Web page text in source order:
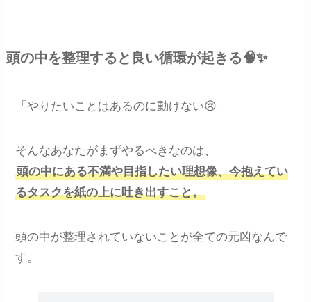
頭の中を整理すると良い循環が起きる🧠✨
「やりたいことはあるのに動けない😢」
そんなあなたがまずやるべきなのは、
頭の中にある不満や目指したい理想像、今抱えてい
るタスクを紙の上に吐き出すこと。
頭の中が整理されていないことが全ての元凶なんで
す。